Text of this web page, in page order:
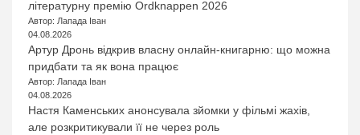
літературну премію Ordknappen 2026
Автор: Лапада Іван
04.08.2026
Артур Дронь відкрив власну онлайн-книгарню: що можна
придбати та як вона працює
Автор: Лапада Іван
04.08.2026
Настя Каменських анонсувала зйомки у фільмі жахів,
але розкритикували її не через роль